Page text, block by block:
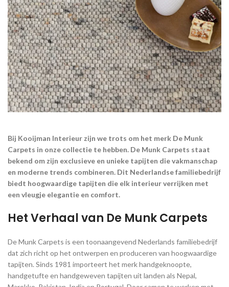
Bij Kooijman Interieur zijn we trots om het merk De Munk
Carpets in onze collectie te hebben. De Munk Carpets staat
bekend om zijn exclusieve en unieke tapijten die vakmanschap
en moderne trends combineren. Dit Nederlandse familiebedrijf
biedt hoogwaardige tapijten die elk interieur verrijken met
een vleugje elegantie en comfort.
Het Verhaal van De Munk Carpets
De Munk Carpets is een toonaangevend Nederlands familiebedrijf
dat zich richt op het ontwerpen en produceren van hoogwaardige
tapijten. Sinds 1981 importeert het merk handgeknoopte,
handgetufte en handgeweven tapijten uit landen als Nepal,